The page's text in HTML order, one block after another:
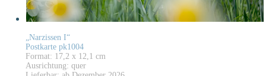
„Narzissen I“
Postkarte pk1004
Format: 17,2 x 12,1 cm
Ausrichtung: quer